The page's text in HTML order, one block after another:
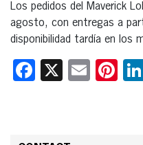
Los pedidos del Maverick
agosto, con entregas a
disponibilidad tardía en los
Facebook
X Email